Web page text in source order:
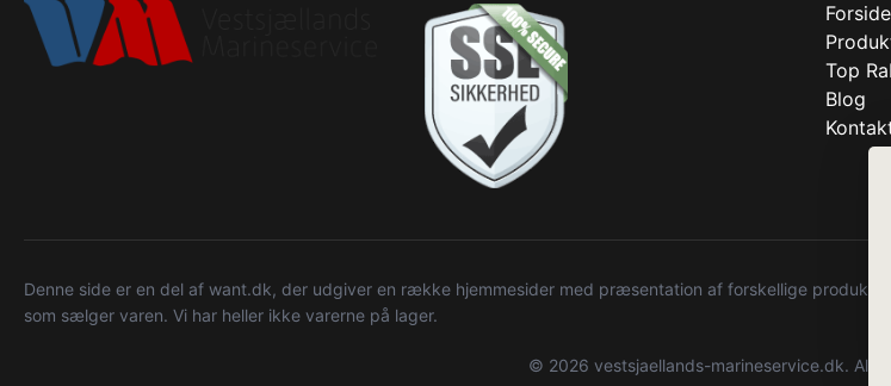
Forside
Top
Blog
Denne side er en del af want.dk, der udgiver en række hjemmesider med præsentation af forskellige
som sælger varen. Vi har heller ikke varerne på lager.
© 2026 vestsjaellands-marineservice.dk. Alle